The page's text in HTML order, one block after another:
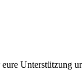
Unterstützung